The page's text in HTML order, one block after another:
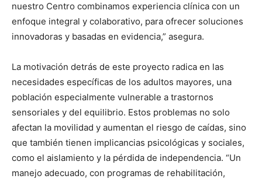
nuestro Centro combinamos experiencia clínica con un
enfoque integral y colaborativo, para ofrecer soluciones
innovadoras y basadas en evidencia,” asegura.
La motivación detrás de este proyecto radica en las
necesidades específicas de los adultos mayores, una
población especialmente vulnerable a trastornos
sensoriales y del equilibrio. Estos problemas no solo
afectan la movilidad y aumentan el riesgo de caídas, sino
que también tienen implicancias psicológicas y sociales,
como el aislamiento y la pérdida de independencia. “Un
manejo adecuado, con programas de rehabilitación,